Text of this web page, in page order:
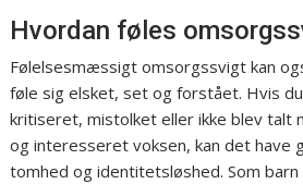
Hvordan føles
Følelsesmæssigt omsorgssvigt kan
føle sig elsket, set og forstået. Hvis
kritiseret, mistolket eller ikke blev talt
og interesseret voksen, kan det have
tomhed og identitetsløshed. Som barn